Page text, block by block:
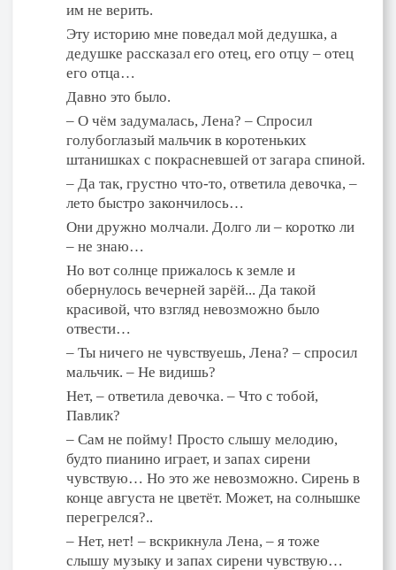
им не верить.
Эту историю мне поведал мой дедушка, а
дедушке рассказал его отец, его отцу – отец
его отца…
Давно это было.
– О чём задумалась, Лена? – Спросил
голубоглазый мальчик в коротеньких
штанишках с покрасневшей от загара спиной.
– Да так, грустно что-то, ответила девочка, –
лето быстро закончилось…
Они дружно молчали. Долго ли – коротко ли
– не знаю…
Но вот солнце прижалось к земле и
обернулось вечерней зарёй... Да такой
красивой, что взгляд невозможно было
отвести…
– Ты ничего не чувствуешь, Лена? – спросил
мальчик. – Не видишь?
Нет, – ответила девочка. – Что с тобой,
Павлик?
– Сам не пойму! Просто слышу мелодию,
будто пианино играет, и запах сирени
чувствую… Но это же невозможно. Сирень в
конце августа не цветёт. Может, на солнышке
перегрелся?..
– Нет, нет! – вскрикнула Лена, – я тоже
слышу музыку и запах сирени чувствую…